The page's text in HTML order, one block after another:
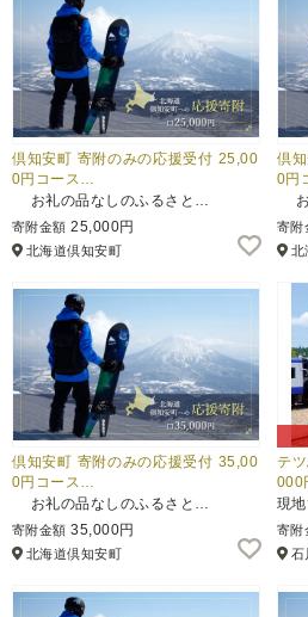
倶知安町 寄附のみの応援受付 25,00
0円コース…
お礼の品なしのふるさと…
寄附金額 25,000円
北海道倶知安町
倶
0円
お
寄附
北
倶知安町 寄附のみの応援受付 35,00
0円コース…
お礼の品なしのふるさと…
寄附金額 35,000円
北海道倶知安町
テ
000
現
寄附
石